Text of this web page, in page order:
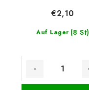
Auf Lager (8 St)
€2,10